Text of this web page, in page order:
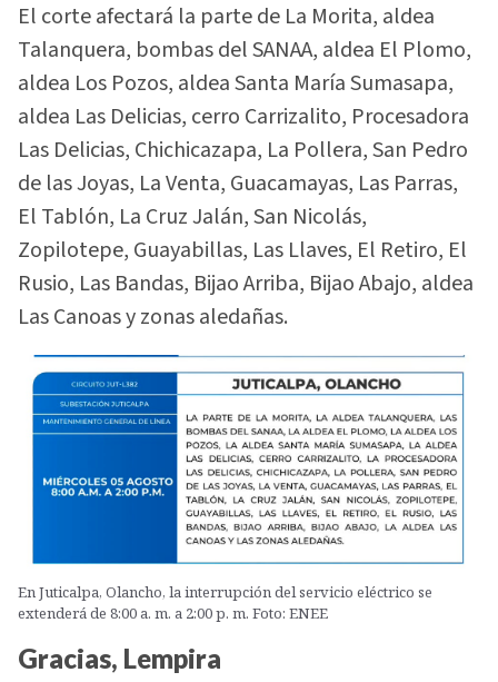
El corte afectará la parte de La Morita, aldea
Talanquera, bombas del SANAA, aldea El Plomo,
aldea Los Pozos, aldea Santa María Sumasapa,
aldea Las Delicias, cerro Carrizalito, Procesadora
Las Delicias, Chichicazapa, La Pollera, San Pedro
de las Joyas, La Venta, Guacamayas, Las Parras,
El Tablón, La Cruz Jalán, San Nicolás,
Zopilotepe, Guayabillas, Las Llaves, El Retiro, El
Rusio, Las Bandas, Bijao Arriba, Bijao Abajo, aldea
Las Canoas y zonas aledañas.
En Juticalpa, Olancho, la interrupción del servicio eléctrico se
extenderá de 8:00 a. m. a 2:00 p. m. Foto: ENEE
Gracias, Lempira